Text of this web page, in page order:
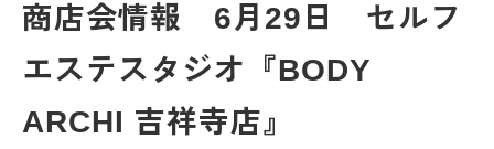
商店会情報 6月29日 セルフ
エステスタジオ『BODY
ARCHI 吉祥寺店』